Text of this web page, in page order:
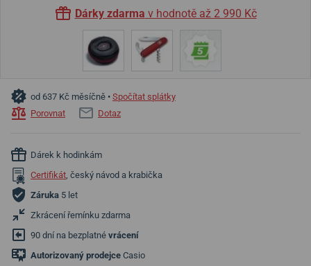
Dárky zdarma v hodnotě až 2 990 Kč
od 637 Kč měsíčně • Spočítat splátky
Porovnat
Dotaz
Dárek k hodinkám
Certifikát, český návod a krabička
Záruka 5 let
Zkrácení řemínku zdarma
90 dní na bezplatné vrácení
Autorizovaný prodejce Casio